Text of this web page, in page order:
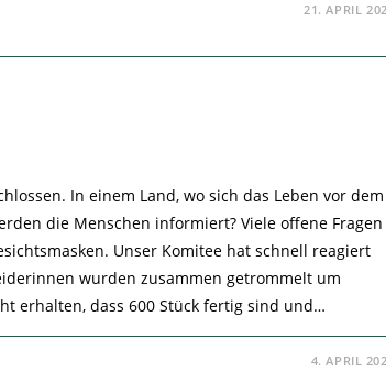
21. APRIL
In einem Land, wo sich das Leben vor dem
die Menschen informiert? Viele offene Fragen
Unser Komitee hat schnell reagiert
wurden zusammen getrommelt um
erhalten, dass 600 Stück fertig sind und…
4. APRIL